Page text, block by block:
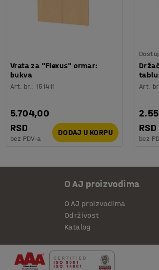
Vrata za "Flexus" ormar:
bukva
Art. br.:151411
5.704,00
RSD
bez PDV-a
DODAJ U KORPU
Art.
RSD
bez
O AJ proizvodima
O AJ proizvodima
Održivost
Katalog